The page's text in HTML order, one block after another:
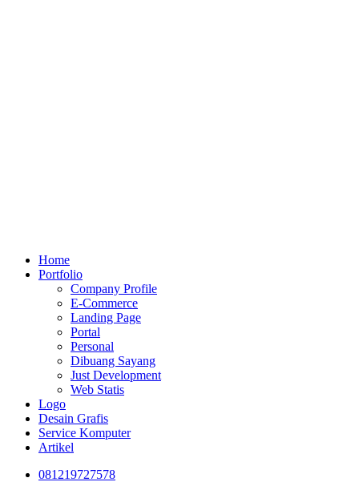
Home
Portfolio
Company Profile
E-Commerce
Landing Page
Portal
Personal
Dibuang Sayang
Just Development
Web Statis
Logo
Desain Grafis
Service Komputer
Artikel
081219727578